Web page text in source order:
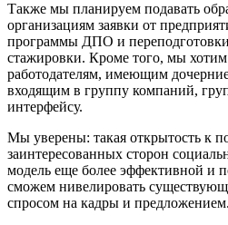
Также мы планируем подавать
организациям заявки от
программы ДПО и
стажировки. Кроме того, мы хотим
работодателям, имеющим
входящим в группу компаний,
интерфейсу.
Мы уверены: такая открытость к
заинтересованных сторон
модель еще более эффективной и
сможем нивелировать
спросом на кадры и предложением.